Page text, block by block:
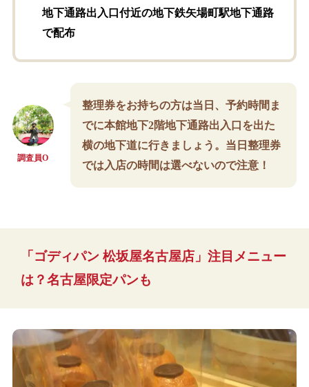
地下通路出入口付近の地下鉄矢場町駅地下通路
で配布
調査員O
整理券をお持ちの方は当日、予約時間ま
でに本館地下2階地下通路出入口を出た
横の地下道に行きましょう。当日整理券
では入店の時間は選べないので注意！
「ゴディパン 松坂屋名古屋店」注目メニュー
は？名古屋限定パンも